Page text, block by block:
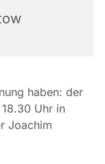
haben: der
Uhr in
Joachim